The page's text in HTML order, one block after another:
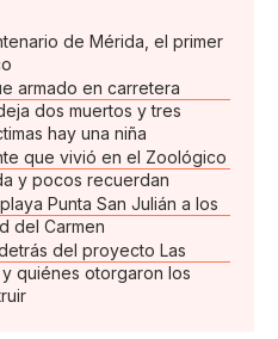
de Mérida, el primer
armado en carretera
dos muertos y tres
hay una niña
que vivió en el Zoológico
y pocos recuerdan
Punta San Julián a los
del Carmen
del proyecto Las
quiénes otorgaron los